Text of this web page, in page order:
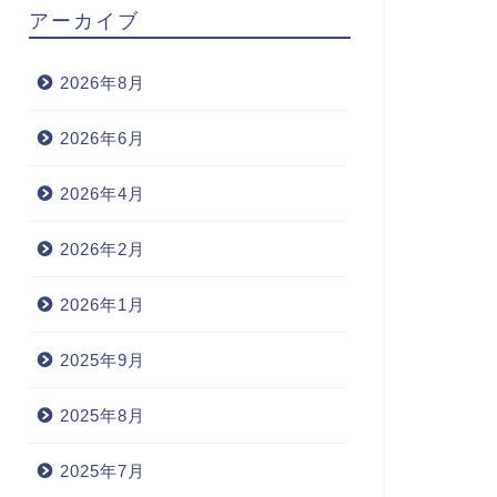
アーカイブ
2026年8月
2026年6月
2026年4月
2026年2月
2026年1月
2025年9月
2025年8月
2025年7月